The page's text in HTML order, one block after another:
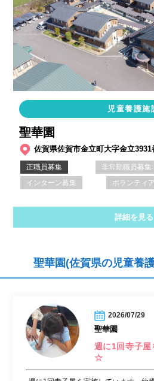
児童養護施
聖華園
佐賀県佐賀市金立町大字金立3931
正職員募集 非常勤職員募集
インターン募集
ボランティ
詳細を見る
聖華園(佐賀県の児童養
2026/07/29
聖華園
週に1回寺子
☆